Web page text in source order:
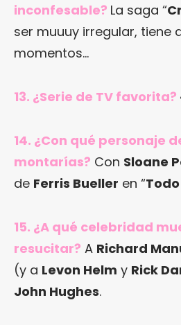
inconfesable? La saga “
ser muuuy irregular, tiene
momentos…
13. ¿Serie de TV favorita?
14. ¿Con qué personaje
montarías? Con Sloane
de Ferris Bueller en “
15. ¿A qué celebridad
resucitar? A Richard
(y a Levon Helm y Rick
John Hughes.